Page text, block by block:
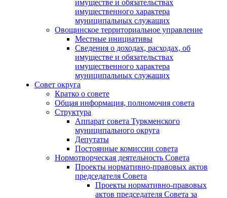
имуществе и обязательствах
имущественного характера
муниципальных служащих
Овощинское территориальное управление
Местные инициативы
Сведения о доходах, расходах, об
имуществе и обязательствах
имущественного характера
муниципальных служащих
Совет округа
Кратко о совете
Общая информация, полномочия совета
Структура
Аппарат совета Туркменского
муниципального округа
Депутаты
Постоянные комиссии совета
Нормотворческая деятельность Совета
Проекты нормативно-правовых актов
председателя Cовета
Проекты нормативно-правовых
актов председателя Cовета за